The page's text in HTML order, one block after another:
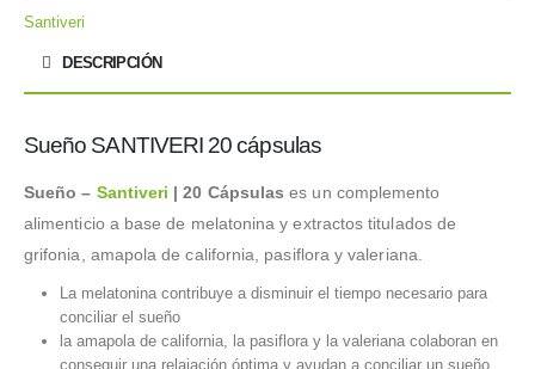
Santiveri
DESCRIPCIÓN
Sueño SANTIVERI 20 cápsulas
Sueño – Santiveri | 20 Cápsulases un complemento
alimenticio a base de melatonina y extractos titulados de
grifonia, amapola de california, pasiflora y valeriana.
La melatonina contribuye a disminuir el tiempo necesario para
conciliar el sueño
la amapola de california, la pasiflora y la valeriana colaboran en
conseguir una relajación óptima y ayudan a conciliar un sueño